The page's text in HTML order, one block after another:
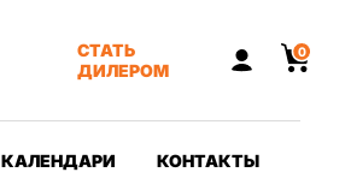
СТАТЬ
ДИЛЕРОМ
0
КАЛЕНДАРИ КОНТАКТЫ